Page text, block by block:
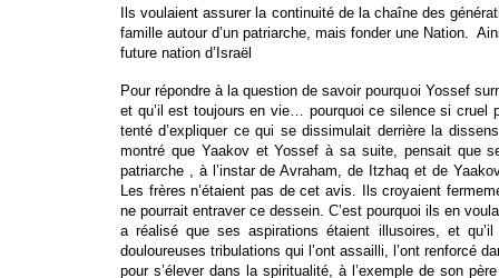
Ils voulaient assurer la continuité de la chaîne des
famille autour d’un patriarche, mais fonder une Nation.
future nation d’Israël
Pour répondre à la question de savoir pourquoi Yossef
et qu’il est toujours en vie… pourquoi ce silence si cruel
tenté d’expliquer ce qui se dissimulait derrière la
montré que Yaakov et Yossef à sa suite, pensait que
patriarche , à l’instar de Avraham, de Itzhaq et de
Les frères n’étaient pas de cet avis. Ils croyaient
ne pourrait entraver ce dessein. C’est pourquoi ils en
a réalisé que ses aspirations étaient illusoires, et
douloureuses tribulations qui l’ont assailli, l’ont renforcé
pour s’élever dans la spiritualité, à l’exemple de son